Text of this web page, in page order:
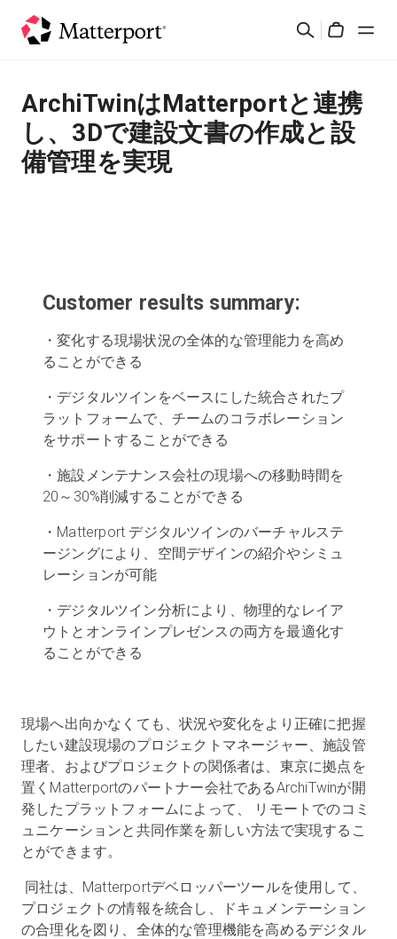
検
ソリューション
製品
最新情報
お問い合わせ
サインイン
無料トライアル
JA
ArchiTwinはMatterportと連携
し、3Dで建設文書の作成と設
備管理を実現
Customer results summary:
・変化する現場状況の全体的な管理能力を高め
ることができる
・デジタルツインをベースにした統合されたプ
ラットフォームで、チームのコラボレーション
をサポートすることができる
・施設メンテナンス会社の現場への移動時間を
20～30%削減することができる
・Matterport デジタルツインのバーチャルステ
ージングにより、空間デザインの紹介やシミュ
レーションが可能
・デジタルツイン分析により、物理的なレイア
ウトとオンラインプレゼンスの両方を最適化す
ることができる
現場へ出向かなくても、状況や変化をより正確に把握
したい建設現場のプロジェクトマネージャー、施設管
理者、およびプロジェクトの関係者は、東京に拠点を
置くMatterportのパートナー会社であるArchiTwinが開
発したプラットフォームによって、 リモートでのコミ
ュニケーションと共同作業を新しい方法で実現するこ
とができます。
同社は、Matterportデベロッパーツールを使用して、
プロジェクトの情報を統合し、ドキュメンテーション
の合理化を図り、全体的な管理機能を高めるデジタル